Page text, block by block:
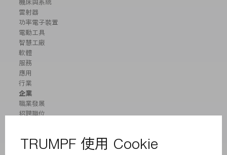
機床與系統
雷射器
功率電子裝置
電動工具
智慧工廠
軟體
服務
應用
行業
企業
職業發展
招聘職位
業務報告